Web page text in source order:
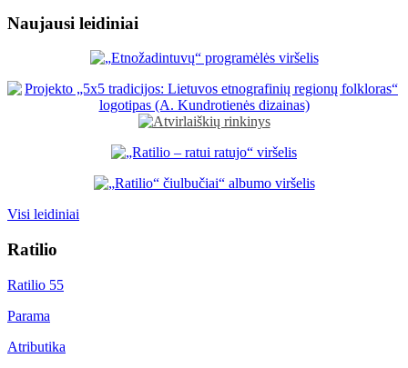
Naujausi leidiniai
Visi leidiniai
Ratilio
Ratilio 55
Parama
Atributika